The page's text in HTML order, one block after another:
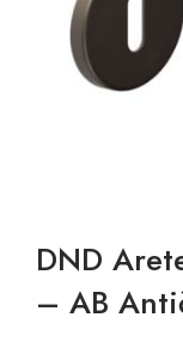
DND
– AB